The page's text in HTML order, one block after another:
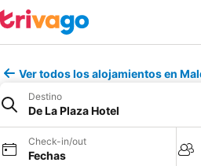
Ver todos los alojamientos en
Destino
De La Plaza Hotel
Check-in/out
Fechas